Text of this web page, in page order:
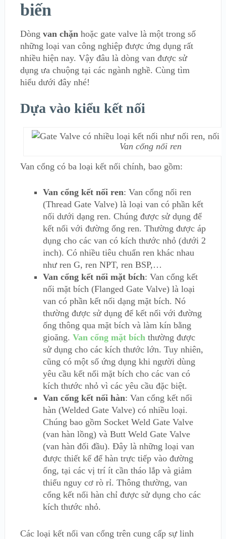
biến
Dòng van chặnhoặc gate valve là một trong số
những loại van công nghiệp được ứng dụng rất
nhiều hiện nay. Vậy đâu là dòng van được sử
dụng ưa chuộng tại các ngành nghề. Cùng tìm
hiểu dưới đây nhé!
Dựa vào kiểu kết nối
Van cổng nối ren
Van cổng có ba loại kết nối chính, bao gồm:
Van cổng kết nối ren: Van cổng nối ren
(Thread Gate Valve) là loại van có phần kết
nối dưới dạng ren. Chúng được sử dụng để
kết nối với đường ống ren. Thường được áp
dụng cho các van có kích thước nhỏ (dưới 2
inch). Có nhiều tiêu chuẩn ren khác nhau
như ren G, ren NPT, ren BSP,…
Van cổng kết nối mặt bích: Van cổng kết
nối mặt bích (Flanged Gate Valve) là loại
van có phần kết nối dạng mặt bích. Nó
thường được sử dụng để kết nối với đường
ống thông qua mặt bích và làm kín bằng
gioăng. Van cổng mặt bíchthường được
sử dụng cho các kích thước lớn. Tuy nhiên,
cũng có một số ứng dụng khi người dùng
yêu cầu kết nối mặt bích cho các van có
kích thước nhỏ vì các yêu cầu đặc biệt.
Van cổng kết nối hàn: Van cổng kết nối
hàn (Welded Gate Valve) có nhiều loại.
Chúng bao gồm Socket Weld Gate Valve
(van hàn lồng) và Butt Weld Gate Valve
(van hàn đối đầu). Đây là những loại van
được thiết kế để hàn trực tiếp vào đường
ống, tại các vị trí ít cần tháo lắp và giảm
thiểu nguy cơ rò rỉ. Thông thường, van
cổng kết nối hàn chỉ được sử dụng cho các
kích thước nhỏ.
Các loại kết nối van cổng trên cung cấp sự linh